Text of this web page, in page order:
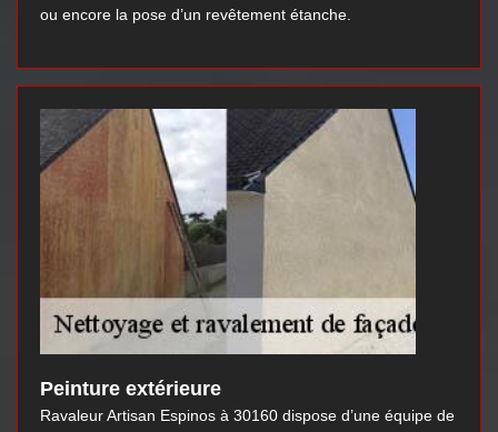
ou encore la pose d’un revêtement étanche.
Peinture extérieure
Ravaleur Artisan Espinos à 30160 dispose d’une équipe de